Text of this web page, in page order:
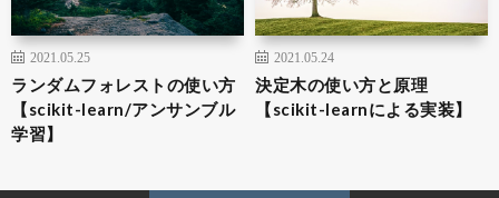
2021.05.25
ランダムフォレストの使い方
【scikit-learn/アンサンブル
学習】
2021.05.24
決定木の使い方と原理
【scikit-learnによる実装】